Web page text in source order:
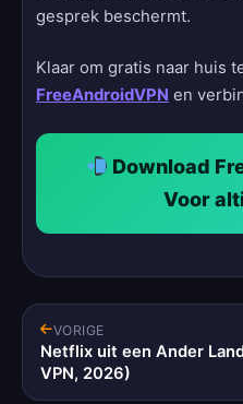
gesprek beschermt.
Klaar om gratis naar huis
FreeAndroidVPN en
Download
Voor
VORIGE
Netflix uit een Ander
VPN, 2026)